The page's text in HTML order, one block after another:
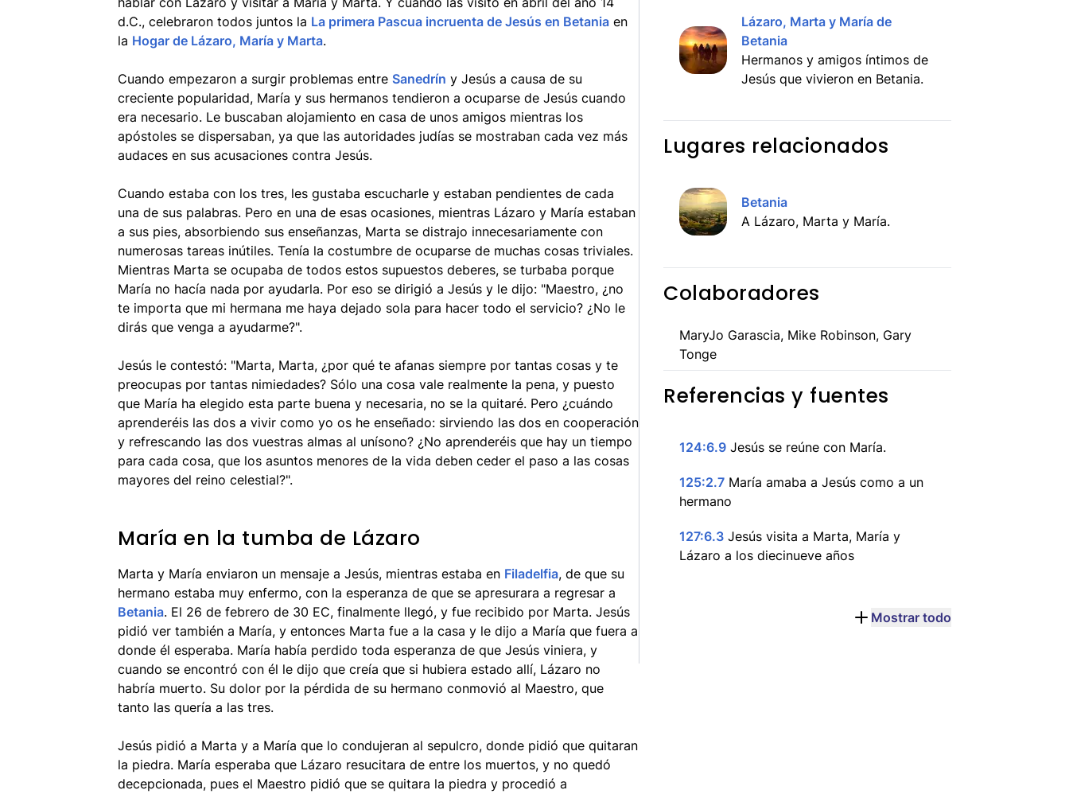
d.C., celebraron todos juntos la La primera Pascua incruenta de Jesús en Betania en
la Hogar de Lázaro, María y Marta.
Cuando empezaron a surgir problemas entre Sanedrín y Jesús a causa de su
creciente popularidad, María y sus hermanos tendieron a ocuparse de Jesús cuando
era necesario. Le buscaban alojamiento en casa de unos amigos mientras los
apóstoles se dispersaban, ya que las autoridades judías se mostraban cada vez más
audaces en sus acusaciones contra Jesús.
Cuando estaba con los tres, les gustaba escucharle y estaban pendientes de cada
una de sus palabras. Pero en una de esas ocasiones, mientras Lázaro y María estaban
a sus pies, absorbiendo sus enseñanzas, Marta se distrajo innecesariamente con
numerosas tareas inútiles. Tenía la costumbre de ocuparse de muchas cosas triviales.
Mientras Marta se ocupaba de todos estos supuestos deberes, se turbaba porque
María no hacía nada por ayudarla. Por eso se dirigió a Jesús y le dijo: "Maestro, ¿no
te importa que mi hermana me haya dejado sola para hacer todo el servicio? ¿No le
dirás que venga a ayudarme?".
Jesús le contestó: "Marta, Marta, ¿por qué te afanas siempre por tantas cosas y te
preocupas por tantas nimiedades? Sólo una cosa vale realmente la pena, y puesto
que María ha elegido esta parte buena y necesaria, no se la quitaré. Pero ¿cuándo
aprenderéis las dos a vivir como yo os he enseñado: sirviendo las dos en cooperación
y refrescando las dos vuestras almas al unísono? ¿No aprenderéis que hay un tiempo
para cada cosa, que los asuntos menores de la vida deben ceder el paso a las cosas
mayores del reino celestial?".
María en la tumba de Lázaro
Marta y María enviaron un mensaje a Jesús, mientras estaba en Filadelfia, de que su
hermano estaba muy enfermo, con la esperanza de que se apresurara a regresar a
Betania. El 26 de febrero de 30 EC, finalmente llegó, y fue recibido por Marta. Jesús
pidió ver también a María, y entonces Marta fue a la casa y le dijo a María que fuera a
donde él esperaba. María había perdido toda esperanza de que Jesús viniera, y
cuando se encontró con él le dijo que creía que si hubiera estado allí, Lázaro no
habría muerto. Su dolor por la pérdida de su hermano conmovió al Maestro, que
tanto las quería a las tres.
Jesús pidió a Marta y a María que lo condujeran al sepulcro, donde pidió que quitaran
la piedra. María esperaba que Lázaro resucitara de entre los muertos, y no quedó
decepcionada, pues el Maestro pidió que se quitara la piedra y procedió a
Lázaro, Marta y María de
Betania
Hermanos y amigos íntimos de
Jesús que vivieron en Betania.
Lugares relacionados
Betania
A Lázaro, Marta y María.
Colaboradores
MaryJo Garascia, Mike Robinson, Gary
Tonge
Referencias y fuentes
124:6.9 Jesús se reúne con María.
125:2.7 María amaba a Jesús como a un
hermano
127:6.3 Jesús visita a Marta, María y
Lázaro a los diecinueve años
Mostrar todo